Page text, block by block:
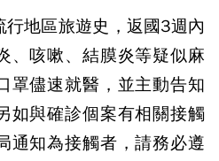
地區旅遊史，返國3週內
、咳嗽、結膜炎等疑似麻
罩儘速就醫，並主動告知
如與確診個案有相關接觸
通知為接觸者，請務必遵